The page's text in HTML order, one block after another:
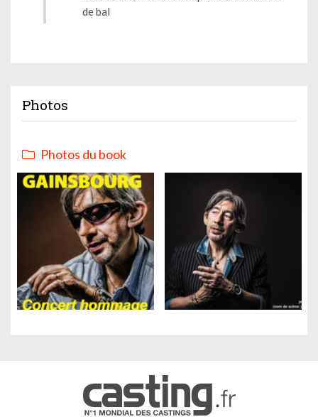
de bal
Photos
Photos du book
Gestion des cookies
Nous utilisons des cookies qui facilitent l'utilisation du site,
améliorent la performance et la sécurité du site internet.
Faites-nous part de vos préférences de cookies pour chaque
Mesure d'audience
Régies publicitaires